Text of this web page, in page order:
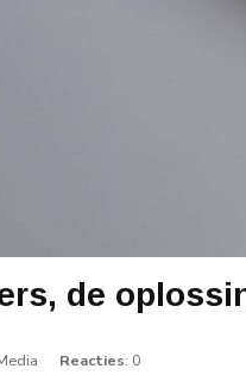
de
Reacties: 0